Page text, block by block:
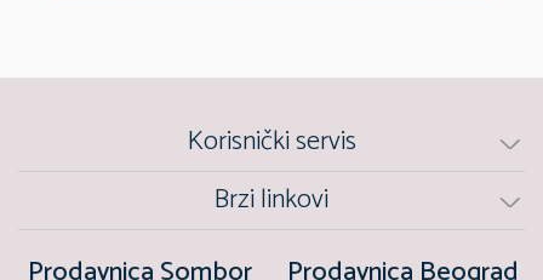
Korisnički servis
Brzi linkovi